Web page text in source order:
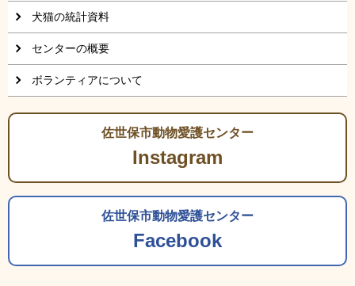
犬猫の統計資料
センターの概要
ボランティアについて
佐世保市動物愛護センター
Instagram
佐世保市動物愛護センター
Facebook